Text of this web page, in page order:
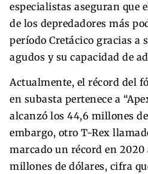
especialistas aseguran que
de los depredadores más
período Cretácico gracias a
agudos y su capacidad de
Actualmente, el récord del
en subasta pertenece a
alcanzó los 44,6 millones
embargo, otro T-Rex
marcado un récord en 2020
millones de dólares, cifra